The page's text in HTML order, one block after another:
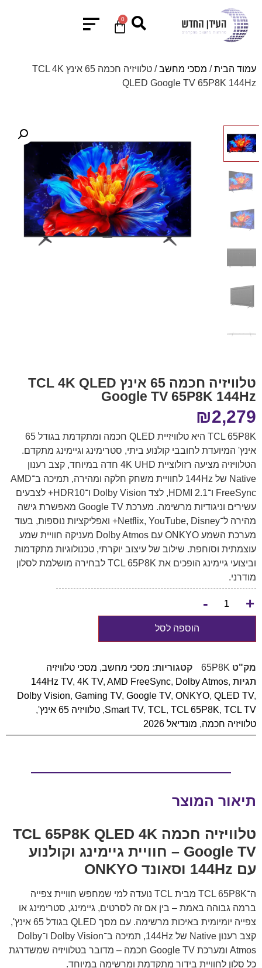
0
עמוד הבית/ מסכי מחשב
/ טלוויזיה חכמה 65 אינץ TCL 4K
QLED Google TV 65P8K 144Hz
טלוויזיה חכמה 65 אינץ TCL 4K QLED
Google TV 65P8K 144Hz
₪2,279
TCL 65P8K היא טלוויזיית QLED חכמה ומתקדמת בגודל 65
אינץ' המיועדת לחובבי קולנוע ביתי, סטרימינג וגיימינג מתקדם.
הטלוויזיה מציעה רזולוציית 4K UHD חדה במיוחד, קצב רענון
Native של 144Hz לחוויית משחק חלקה ומהירה, תמיכה ב־AMD
FreeSync ו־HDMI 2.1, לצד Dolby Vision ו־HDR10+ לצבעים
עשירים וניגודיות מרשימה. מערכת Google TV מאפשרת גישה
מהירה ל־Netflix, YouTube, Disney+ ואפליקציות נוספות, בעוד
מערכת השמע ONKYO עם Dolby Atmos מעניקה חוויית שמע
עוצמתית וסוחפת. שילוב של עיצוב יוקרתי, טכנולוגיות מתקדמות
וביצועי גיימינג הופכים את TCL 65P8K לבחירה מושלמת לסלון
מודרני.
+
-
הוספה לסל
מק"ט 65P8K קטגוריות: מסכי מחשב, מסכי טלוויזיה
תגיות
144Hz TV, 4K TV, AMD FreeSync, Dolby Atmos,
Dolby Vision, Gaming TV, Google TV, ONKYO, QLED TV,
Smart TV, TCL, TCL 65P8K, TCL TV
, טלוויזיה 65 אינץ'
,
טלוויזיה חכמה, מונדיאל 2026
תיאור המוצר
טלוויזיה חכמה TCL 65P8K QLED 4K
Google TV – חוויית גיימינג וקולנוע
עם 144Hz וסאונד ONKYO
ה־TCL 65P8K מבית TCL נועדה למי שמחפש חוויית צפייה
ברמה גבוהה באמת – בין אם זה לסרטים, גיימינג, סטרימינג או
צפייה יומיומית באיכות מרשימה. עם מסך QLED בגודל 65 אינץ',
קצב רענון Native של 144Hz, תמיכה ב־Dolby Vision ו־Dolby
Atmos ומערכת Google TV חכמה – מדובר בטלוויזיה שמשדרגת
כל סלון לחוויית בידור מתקדמת ומרשימה במיוחד.